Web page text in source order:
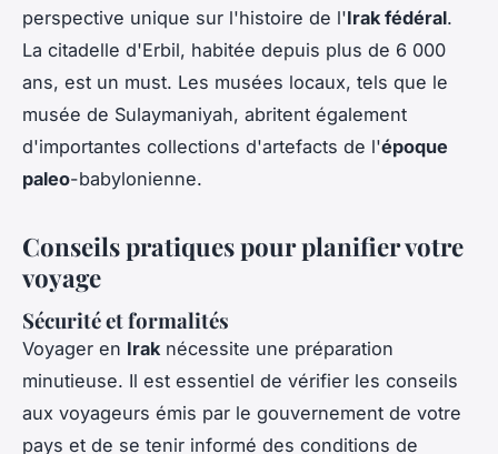
perspective unique sur l'histoire de l'Irak fédéral.
La citadelle d'Erbil, habitée depuis plus de 6 000
ans, est un must. Les musées locaux, tels que le
musée de Sulaymaniyah, abritent également
d'importantes collections d'artefacts de l'époque
paleo-babylonienne.
Conseils pratiques pour planifier votre
voyage
Sécurité et formalités
Voyager en Irak nécessite une préparation
minutieuse. Il est essentiel de vérifier les conseils
aux voyageurs émis par le gouvernement de votre
pays et de se tenir informé des conditions de